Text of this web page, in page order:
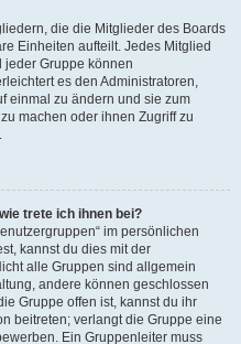
die die Mitglieder des Boards
Einheiten aufteilt. Jedes Mitglied
jeder Gruppe können
es den Administratoren,
einmal zu ändern und sie zum
machen oder ihnen Zugriff zu
trete ich ihnen bei?
im persönlichen
kannst du dies mit der
alle Gruppen sind allgemein
andere können geschlossen
Gruppe offen ist, kannst du ihr
beitreten; verlangt die Gruppe eine
Ein Gruppenleiter muss